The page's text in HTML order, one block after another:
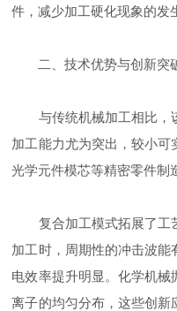
件，减少加工硬化现象的发
二、技术优势与创新突
与传统机械加工相比，
加工能力尤为突出，较小可
光学元件模芯等精密零件制
复合加工模式拓展了工
加工时，周期性的冲击波
电效率提升明显。化学机械
离子的均匀分布，这些创新